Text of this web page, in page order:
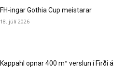
FH-ingar Gothia Cup meistarar
18. júlí 2026
Kappahl opnar 400 m² verslun í Firði á